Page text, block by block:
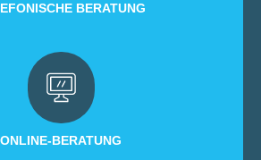
BERATUNG
ONLINE-BERATUNG